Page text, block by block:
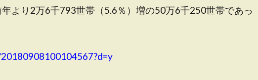
より2万6千793世帯（5.6％）増の50万6千250世帯であっ